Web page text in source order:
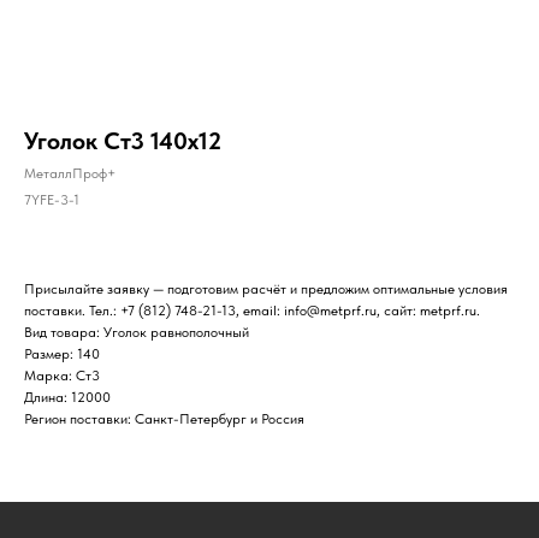
Уголок Ст3 140х12
МеталлПроф+
7YFE-3-1
Присылайте заявку — подготовим расчёт и предложим оптимальные условия
поставки. Тел.: +7 (812) 748-21-13, email: info@metprf.ru, сайт: metprf.ru.
Вид товара: Уголок равнополочный
Размер: 140
Марка: Ст3
Длина: 12000
Регион поставки: Санкт-Петербург и Россия